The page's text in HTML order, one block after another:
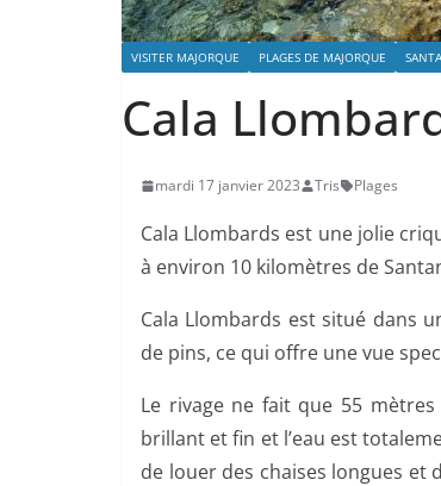
VISITER MAJORQUE PLAGES DE MAJORQUE
Cala
mardi 17 janvier 2023 Tris Plages
Cala Llombards est une jolie
à environ 10 kilomètres de
Cala Llombards est situé dans
de pins, ce qui offre une vue
Le rivage ne fait que 55
brillant et fin et l’eau est
de louer des chaises longues et